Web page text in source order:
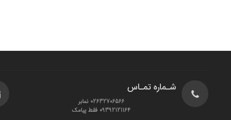
شـماره تمـاس
02632706566 نمابر
09392121164 فقط پیامک